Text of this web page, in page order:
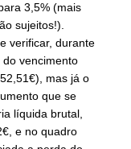
3,5% (mais
sujeitos!).
verificar, durante
vencimento
mas já o
que se
líquida brutal,
e no quadro